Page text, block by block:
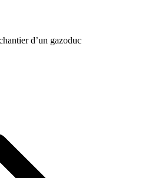
d’un gazoduc